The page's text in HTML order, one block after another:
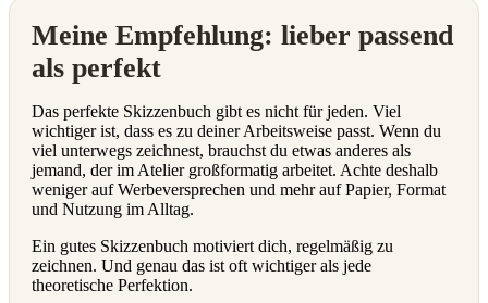
Meine Empfehlung: lieber passend
als perfekt
Das perfekte Skizzenbuch gibt es nicht für jeden. Viel
wichtiger ist, dass es zu deiner Arbeitsweise passt. Wenn du
viel unterwegs zeichnest, brauchst du etwas anderes als
jemand, der im Atelier großformatig arbeitet. Achte deshalb
weniger auf Werbeversprechen und mehr auf Papier, Format
und Nutzung im Alltag.
Ein gutes Skizzenbuch motiviert dich, regelmäßig zu
zeichnen. Und genau das ist oft wichtiger als jede
theoretische Perfektion.